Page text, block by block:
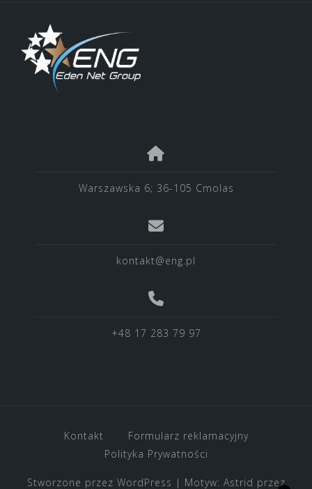
Warszawska 6; 36-105 Cmolas
kontakt@eng.pl
+48 17 283 79 97
Kontakt
Formularz reklamacyjny
Polityka Prywatności
Stworzone przez WordPress | Motyw: Astrid przez